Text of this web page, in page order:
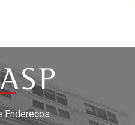
Endereços